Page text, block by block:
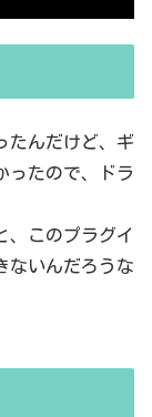
たんだけど、ギ
ったので、ドラ
、このプラグイ
ないんだろうな